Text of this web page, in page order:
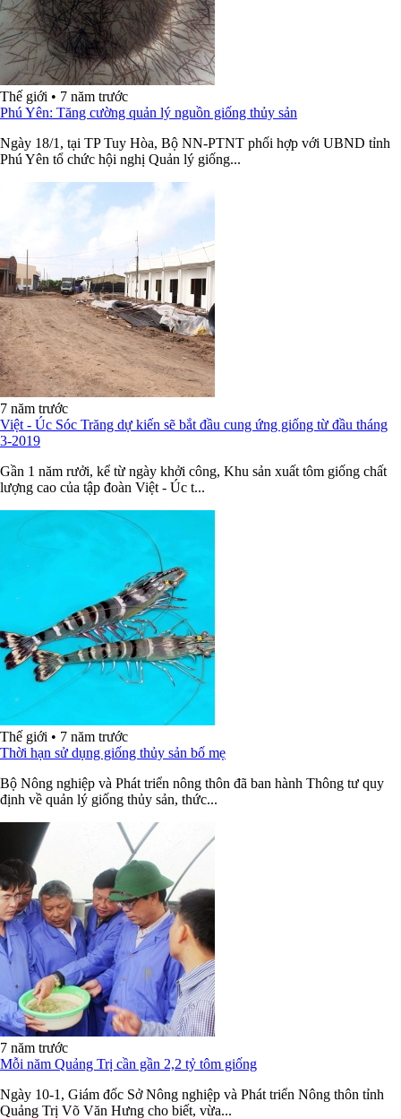
Thế giới • 7 năm trước
Phú Yên: Tăng cường quản lý nguồn giống thủy sản
Ngày 18/1, tại TP Tuy Hòa, Bộ NN-PTNT phối hợp với UBND tỉnh
Phú Yên tổ chức hội nghị Quản lý giống...
7 năm trước
Việt - Úc Sóc Trăng dự kiến sẽ bắt đầu cung ứng giống từ đầu tháng
3-2019
Gần 1 năm rưởi, kể từ ngày khởi công, Khu sản xuất tôm giống chất
lượng cao của tập đoàn Việt - Úc t...
Thế giới • 7 năm trước
Thời hạn sử dụng giống thủy sản bố mẹ
Bộ Nông nghiệp và Phát triển nông thôn đã ban hành Thông tư quy
định về quản lý giống thủy sản, thức...
7 năm trước
Mỗi năm Quảng Trị cần gần 2,2 tỷ tôm giống
Ngày 10-1, Giám đốc Sở Nông nghiệp và Phát triển Nông thôn tỉnh
Quảng Trị Võ Văn Hưng cho biết, vừa...